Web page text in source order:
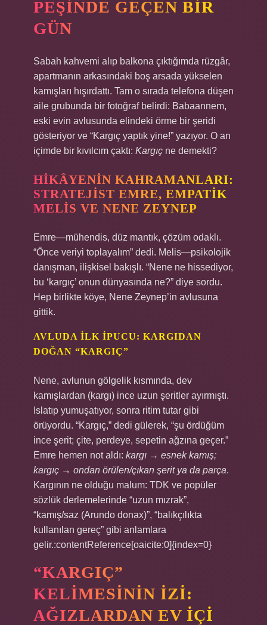
PEŞINDE GEÇEN BIR
GÜN
Sabah kahvemi alıp balkona çıktığımda rüzgâr,
apartmanın arkasındaki boş arsada yükselen
kamışları hışırdattı. Tam o sırada telefona düşen
aile grubunda bir fotoğraf belirdi: Babaannem,
eski evin avlusunda elindeki örme bir şeridi
gösteriyor ve “Kargıç yaptık yine!” yazıyor. O an
içimde bir kıvılcım çaktı: Kargıç ne demekti?
HIKÂYENIN KAHRAMANLARI:
STRATEJIST EMRE, EMPATIK
MELIS VE NENE ZEYNEP
Emre—mühendis, düz mantık, çözüm odaklı.
“Önce veriyi toplayalım” dedi. Melis—psikolojik
danışman, ilişkisel bakışlı. “Nene ne hissediyor,
bu ‘kargıç’ onun dünyasında ne?” diye sordu.
Hep birlikte köye, Nene Zeynep’in avlusuna
gittik.
AVLUDA ILK IPUCU: KARGIDAN
DOĞAN “KARGIÇ”
Nene, avlunun gölgelik kısmında, dev
kamışlardan (kargı) ince uzun şeritler ayırmıştı.
Islatıp yumuşatıyor, sonra ritim tutar gibi
örüyordu. “Kargıç,” dedi gülerek, “şu ördüğüm
ince şerit; çite, perdeye, sepetin ağzına geçer.”
Emre hemen not aldı: kargı → esnek kamış;
kargıç → ondan örülen/çıkan şerit ya da parça.
Kargının ne olduğu malum: TDK ve popüler
sözlük derlemelerinde “uzun mızrak”,
“kamış/saz (Arundo donax)”, “balıkçılıkta
kullanılan gereç” gibi anlamlara
gelir.:contentReference[oaicite:0]{index=0}
“KARGIÇ”
KELIMESININ IZI:
AĞIZLARDAN EV IÇI